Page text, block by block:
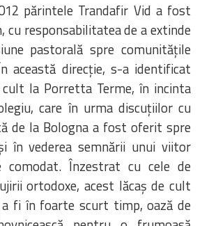
părintele Trandafir Vid a fost
cu responsabilitatea de a extinde
pastorală spre comunităţile
această direcţie, s-a identificat
la Porretta Terme, în incinta
care în urma discuţiilor cu
de la Bologna a fost oferit spre
în vederea semnării unui viitor
comodat. Înzestrat cu cele de
ortodoxe, acest lăcaş de cult
fi în foarte scurt timp, oază de